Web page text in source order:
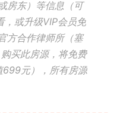
房东）等信息（可
，或升级VIP会员免
方合作律师所（塞
买此房源，将免费
699元），所有房源